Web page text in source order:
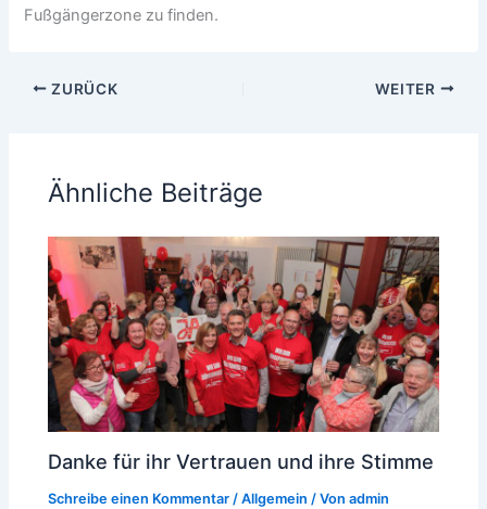
Fußgängerzone zu finden.
ZURÜCK WEITER
Ähnliche Beiträge
Danke für ihr Vertrauen und ihre Stimme
Schreibe einen Kommentar /Allgemein / Vonadmin